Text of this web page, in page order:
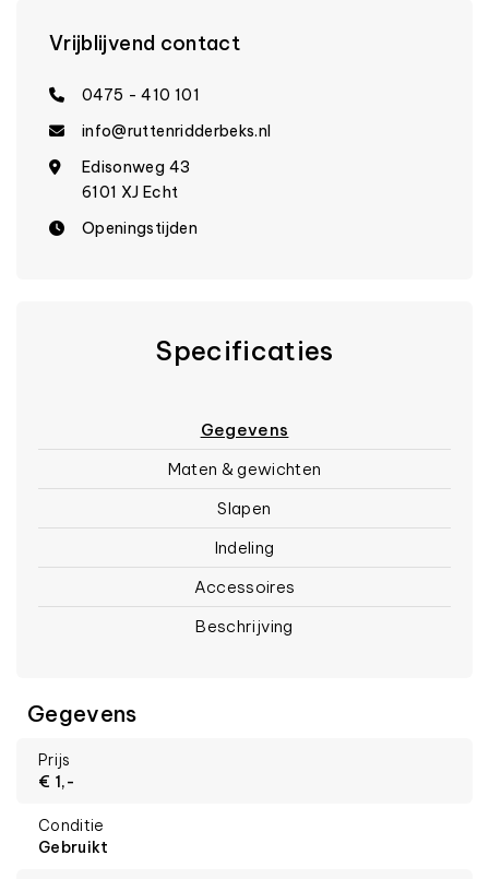
Vrijblijvend contact
0475 - 410 101
info@ruttenridderbeks.nl
Edisonweg 43
6101 XJ Echt
Openingstijden
Specificaties
Gegevens
Maten & gewichten
Slapen
Indeling
Accessoires
Beschrijving
Gegevens
Prijs
€ 1,-
Conditie
Gebruikt